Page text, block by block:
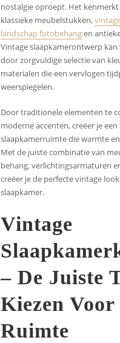
nostalgie oproept. Het
klassieke meubelstukken,
landschap fotobehangen
Vintage slaapkamerontwerp
door zorgvuldige selectie van
materialen die een vervlogen
weerspiegelen.
Door traditionele elementen te
moderne accenten, creëer je
slaapkamerruimte die warmte
Met de juiste combinatie van
behang, verlichtingsarmaturen
creëer je de perfecte vintage
slaapkamer.
Vintage
– De Juiste
Kiezen
Ruimte